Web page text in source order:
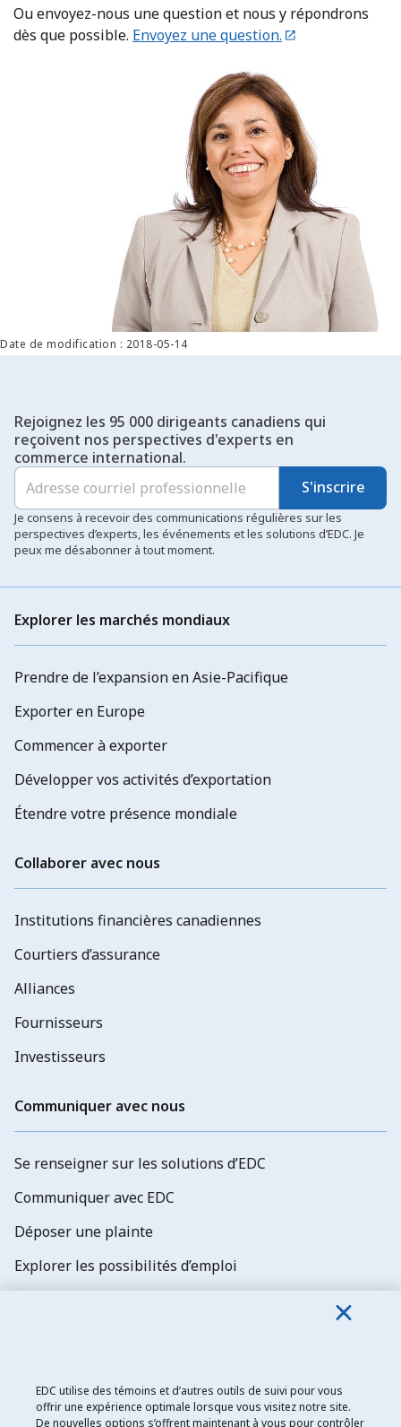
Ou envoyez-nous une question et nous y répondrons
dès que possible. Envoyez une question.
Date de modification : 2018-05-14
Rejoignez les 95 000 dirigeants canadiens qui
reçoivent nos perspectives d'experts en
commerce international.
S'inscrire
Je consens à recevoir des communications régulières sur les
perspectives d’experts, les événements et les solutions d’EDC. Je
peux me désabonner à tout moment.
Explorer les marchés mondiaux
Prendre de l’expansion en Asie-Pacifique
Exporter en Europe
Commencer à exporter
Développer vos activités d’exportation
Étendre votre présence mondiale
Collaborer avec nous
Institutions financières canadiennes
Courtiers d’assurance
Alliances
Fournisseurs
Investisseurs
Communiquer avec nous
Se renseigner sur les solutions d’EDC
Communiquer avec EDC
Déposer une plainte
Explorer les possibilités d’emploi
EDC utilise des témoins et d’autres outils de suivi pour vous
offrir une expérience optimale lorsque vous visitez notre site.
De nouvelles options s’offrent maintenant à vous pour contrôler